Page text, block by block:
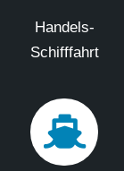
Handels-
Schifffahrt